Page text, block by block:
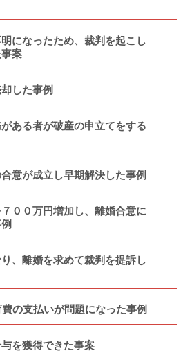
になったため、裁判を起こし
案
した事例
ある者が破産の申立てをする
意が成立し早期解決した事例
００万円増加し、離婚合意に
、離婚を求めて裁判を提訴し
の支払いが問題になった事例
を獲得できた事案